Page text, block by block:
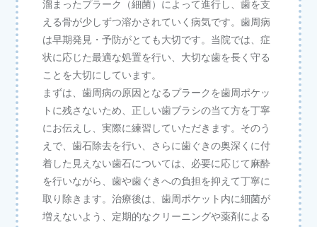
溜まったプラーク（細菌）によって進行し、歯を支
える骨が少しずつ溶かされていく病気です。歯周病
は早期発見・予防がとても大切です。当院では、症
状に応じた最適な処置を行い、大切な歯を長く守る
ことを大切にしています。
まずは、歯周病の原因となるプラークを歯周ポケッ
トに残さないため、正しい歯ブラシの当て方を丁寧
にお伝えし、実際に練習していただきます。そのう
えで、歯石除去を行い、さらに歯ぐきの奥深くに付
着した見えない歯石については、必要に応じて麻酔
を行いながら、歯や歯ぐきへの負担を抑えて丁寧に
取り除きます。治療後は、歯周ポケット内に細菌が
増えないよう、定期的なクリーニングや薬剤による